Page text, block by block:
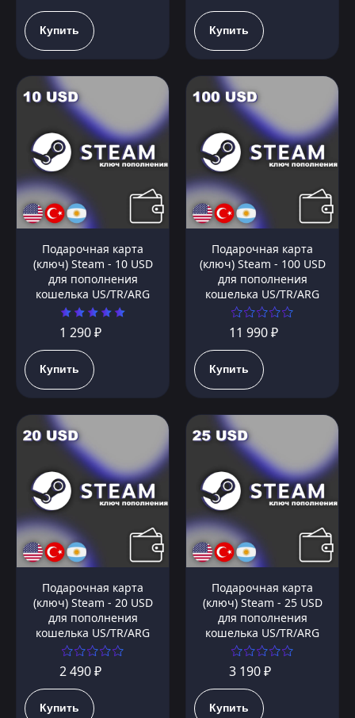
Купить Купить
Подарочная карта
(ключ) Steam - 10 USD
для пополнения
кошелька US/TR/ARG
1 290 ₽
Купить
Подарочная карта
(ключ) Steam - 100 USD
для пополнения
кошелька US/TR/ARG
11 990 ₽
Купить
Подарочная карта
(ключ) Steam - 20 USD
для пополнения
кошелька US/TR/ARG
2 490 ₽
Купить
Подарочная карта
(ключ) Steam - 25 USD
для пополнения
кошелька US/TR/ARG
3 190 ₽
Купить